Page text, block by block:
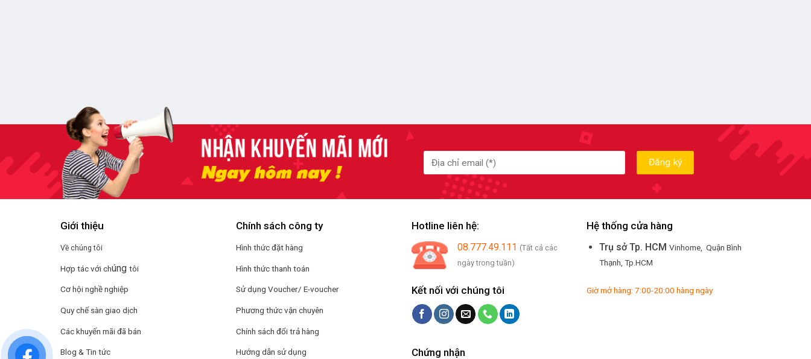
Giới thiệu
Về chúng tôi
Hợp tác với chúngtôi
Cơ hội nghề nghiệp
Quy chế sàn giao dịch
Các khuyến mãi đã bán
Blog & Tin tức
Chính sách công ty
Hình thức đặt hàng
Hình thức thanh toán
Sử dụng Voucher/ E-voucher
Phương thức vận chuyên
Chính sách đổi trả hàng
Hướng dẫn sử dụng
Hotline liên hệ:
08.777.49.111 (Tất cả các
ngày trong tuần)
Kết nối với chúng tôi
Chứng nhận
Hệ thống cửa hàng
Trụ sở Tp. HCM Vinhome, Quận Bình
Thạnh, Tp.HCM
Giờ mở hàng: 7:00-20:00 hàng ngày